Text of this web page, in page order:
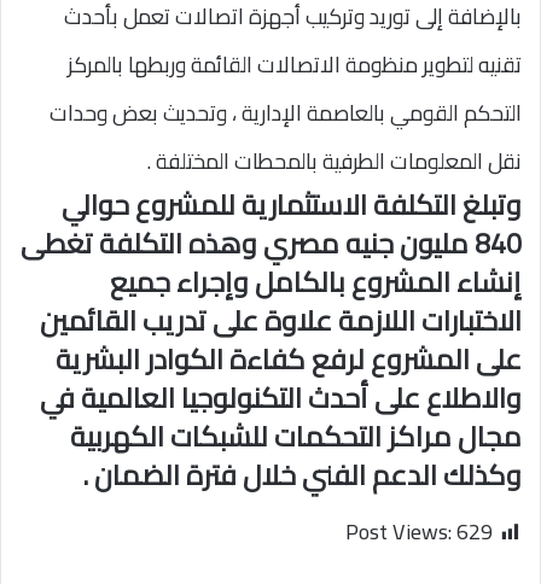
بالإضافة إلى توريد وتركيب أجهزة اتصالات تعمل بأحدث
تقنيه لتطوير منظومة الاتصالات القائمة وربطها بالمركز
التحكم القومي بالعاصمة الإدارية ، وتحديث بعض وحدات
نقل المعلومات الطرفية بالمحطات المختلفة .
وتبلغ التكلفة الاستثمارية للمشروع حوالي
840 مليون جنيه مصري وهذه التكلفة تغطى
إنشاء المشروع بالكامل وإجراء جميع
الاختبارات اللازمة علاوة على تدريب القائمين
على المشروع لرفع كفاءة الكوادر البشرية
والاطلاع على أحدث التكنولوجيا العالمية في
مجال مراكز التحكمات للشبكات الكهربية
وكذلك الدعم الفني خلال فترة الضمان .
Post Views:629